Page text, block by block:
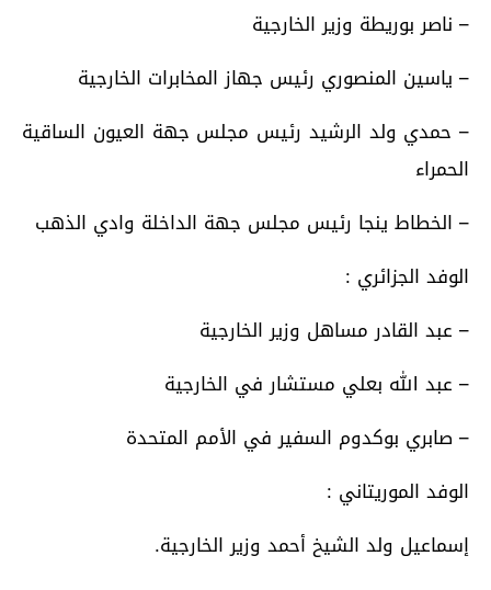
– ناصر بوريطة وزير الخارجية
– ياسين المنصوري رئيس جهاز المخابرات الخارجية
– حمدي ولد الرشيد رئيس مجلس جهة العيون الساقية
الحمراء
– الخطاط ينجا رئيس مجلس جهة الداخلة وادي الذهب
الوفد الجزائري :
– عبد القادر مساهل وزير الخارجية
– عبد الله بعلي مستشار في الخارجية
– صابري بوكدوم السفير في الأمم المتحدة
الوفد الموريتاني :
إسماعيل ولد الشيخ أحمد وزير الخارجية.